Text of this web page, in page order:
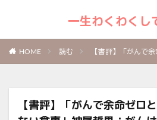
一生わくわくし
HOME 読む 【書評】「がんで
【書評】「がんで余命ゼロ